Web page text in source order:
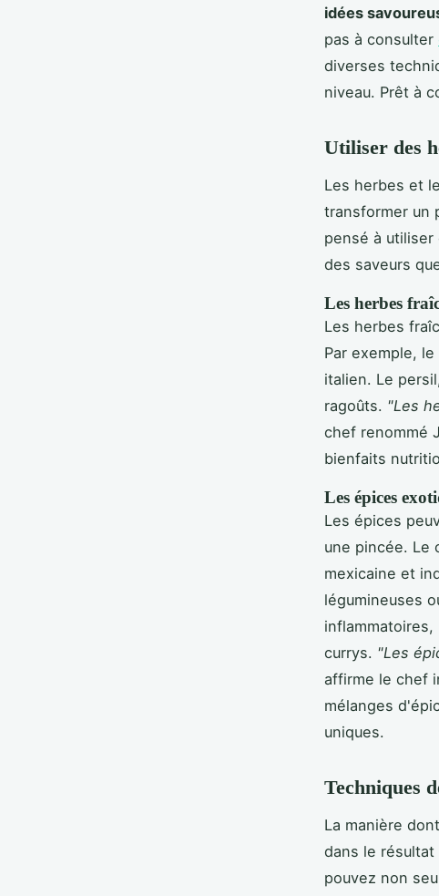
idées
pas à consulter
diverses
niveau. Prêt à
Utiliser des
Les herbes et
transformer un
pensé à
des saveurs
Les herbes
Les herbes
Par exemple,
italien. Le
ragoûts. "Les
chef renommé
bienfaits
Les épices
Les épices
une pincée. Le
mexicaine et
légumineuses
currys. "Les
affirme le chef
mélanges
uniques.
Techniques
La manière
dans le
pouvez non